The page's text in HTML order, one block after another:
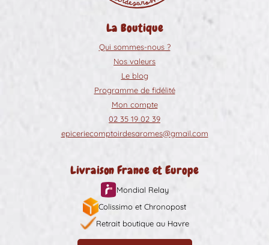
La Boutique
Qui sommes-nous ?
Nos valeurs
Le blog
Programme de fidélité
Mon compte
02 35 19 02 39
epiceriecomptoirdesaromes@gmail.com
Livraison France et Europe
Mondial Relay
Colissimo et Chronopost
Retrait boutique au Havre